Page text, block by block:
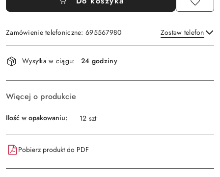
Zamówienie telefoniczne: 695567980 Zostaw telefon
Dostępność
i
dostawa
Wysyłka w ciągu: 24 godziny
Więcej o produkcie
Ilość w opakowaniu: 12 szt
Pobierz produkt do PDF